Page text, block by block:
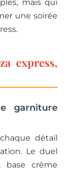
mais qui
une soirée
express,
garniture
détail
Le duel
crème